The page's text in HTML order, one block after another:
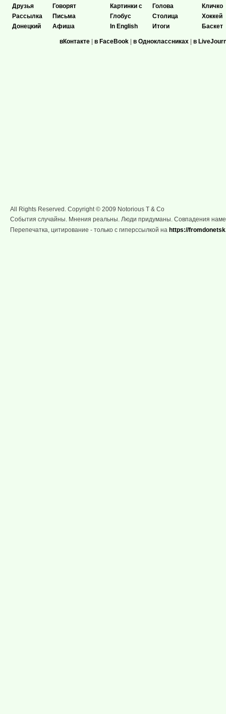
Друзья
Рассылка
Донецкий
Говорят
Письма
Афиша
Картинки с
Глобус
In English
Голова
Столица
Итоги
Кличко
Хоккей
Баскет
вКонтакте в FaceBook в Одноклассниках в
All Rights Reserved. Copyright © 2009 Notorious T & Co
События случайны. Мнения реальны. Люди придуманы. Совпадения
Перепечатка, цитирование - только с гиперссылкой на https://